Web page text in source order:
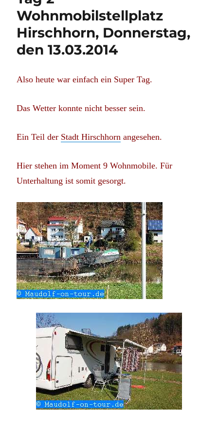
Wohnmobilstellplatz
Hirschhorn, Donnerstag,
den 13.03.2014
Also heute war einfach ein Super Tag.
Das Wetter konnte nicht besser sein.
Ein Teil der Stadt Hirschhorn angesehen.
Hier stehen im Moment 9 Wohnmobile. Für
Unterhaltung ist somit gesorgt.